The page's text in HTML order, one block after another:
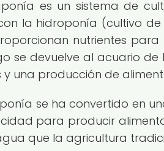
es un sistema de
la hidroponía (cultivo
nutrientes
se devuelve al acuario de
y una producción de
se ha convertido en
para producir
que la agricultura